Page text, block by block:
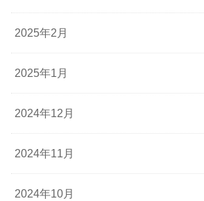
2025年2月
2025年1月
2024年12月
2024年11月
2024年10月